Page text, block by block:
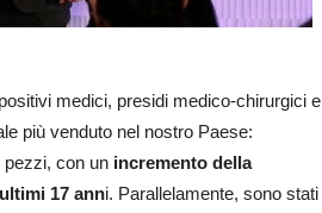
medici, presidi medico-chirurgici e
più venduto nel nostro Paese:
pezzi, con un incremento della
17 anni. Parallelamente, sono stati